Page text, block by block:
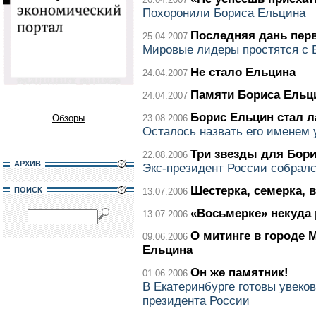
Обзоры
АРХИВ
ПОИСК
Похоронили Бориса Ельцина
25.04.2007 Последняя дань
Мировые лидеры простятся
24.04.2007 Не стало Ельцина
24.04.2007 Памяти Бориса
23.08.2006 Борис Ельцин стал
Осталось назвать его именем
22.08.2006 Три звезды для
Экс-президент России
13.07.2006 Шестерка, семерка,
13.07.2006 «Восьмерке» некуда
09.06.2006 О митинге в городе
Ельцина
01.06.2006 Он же памятник!
В Екатеринбурге готовы
президента России